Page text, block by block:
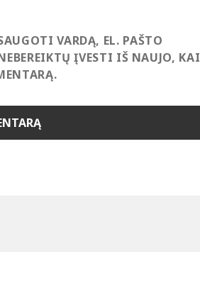
VARDĄ, EL. PAŠTO
ĮVESTI IŠ NAUJO, KAI